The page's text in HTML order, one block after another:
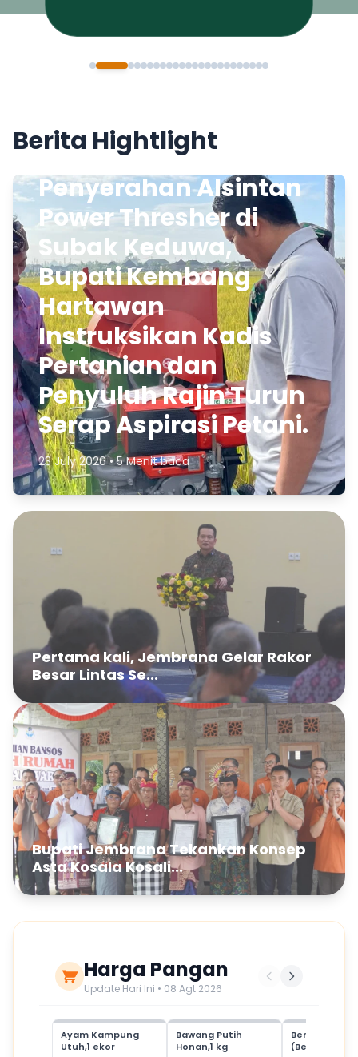
Berita Hightlight
Penyerahan Alsintan
Power Thresher di
Subak Keduwa,
Bupati Kembang
Hartawan
Instruksikan Kadis
Pertanian dan
Penyuluh Rajin Turun
Serap Aspirasi Petani.
23 July 2026 • 5 Menit baca
Pertama kali, Jembrana Gelar Rakor
Besar Lintas Se...
Bupati Jembrana Tekankan Konsep
Asta Kosala Kosali...
Harga Pangan
Update Hari Ini • 08 Agt 2026
Ayam Kampung
Utuh,1 ekor
Bawang Putih
Honan,1 kg
Beras
(Beras SPHP)